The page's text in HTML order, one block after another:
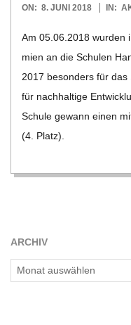
2018-
ON: 8. JUNI 2018 IN:
Am 05.06.2018 wur­den
mien an die Schu­len
2017 beson­ders für das
für nach­hal­tige
Schule gewann einen
(4. Platz).
ARCHIV
Archiv